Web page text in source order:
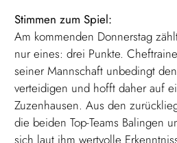
Stimmen zum Spiel:
Am kommenden Donnerstag
nur eines: drei Punkte.
seiner Mannschaft unbedingt
verteidigen und hofft daher auf
Zuzenhausen. Aus den
die beiden Top-Teams Balingen
sich laut ihm wertvolle